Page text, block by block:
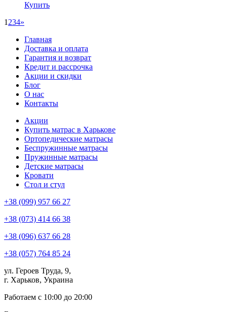
Купить
1 234»
Главная
Доставка и оплата
Гарантия и возврат
Кредит и рассрочка
Акции и скидки
Блог
О нас
Контакты
Акции
Купить матрас в Харькове
Ортопедические матрасы
Беспружинные матрасы
Пружинные матрасы
Детские матрасы
Кровати
Стол и стул
+38 (099) 957 66 27
+38 (073) 414 66 38
+38 (096) 637 66 28
+38 (057) 764 85 24
ул. Героев Труда, 9,
г. Харьков, Украина
Работаем с 10:00 до 20:00